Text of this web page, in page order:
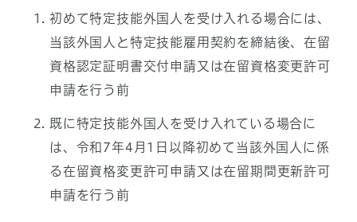
初めて特定技能外国人を受け入れる場合には、
当該外国人と特定技能雇用契約を締結後、在留
資格認定証明書交付申請又は在留資格変更許可
申請を行う前
既に特定技能外国人を受け入れている場合に
は、令和7年4月1日以降初めて当該外国人に係
る在留資格変更許可申請又は在留期間更新許可
申請を行う前